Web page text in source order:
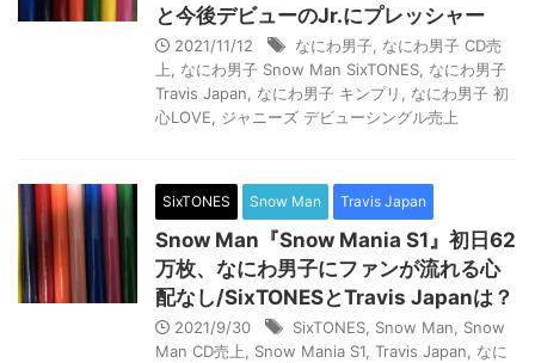
と今後デビューのJr.にプレッシャー
2021/11/12 なにわ男子 なにわ男子 CD売
上
なにわ男子 Snow Man SixTONES なにわ男子
Travis Japan
なにわ男子 キンプリ
なにわ男子 初
心LOVE
ジャニーズ デビューシングル売上
SixTONES Snow Man Travis Japan
Snow Man『Snow Mania S1』初日62
万枚、なにわ男子にファンが流れる心
配なし/SixTONESとTravis Japanは？
2021/9/30 SixTONES Snow Man
Snow
Man CD売上
Snow Mania S1 Travis Japan
なに